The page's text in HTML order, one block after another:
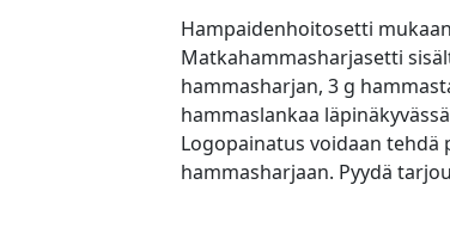
Hampaidenhoitosetti
Matkahammasharjasetti
hammasharjan, 3 g
hammaslankaa
Logopainatus voidaan tehdä
hammasharjaan. Pyydä